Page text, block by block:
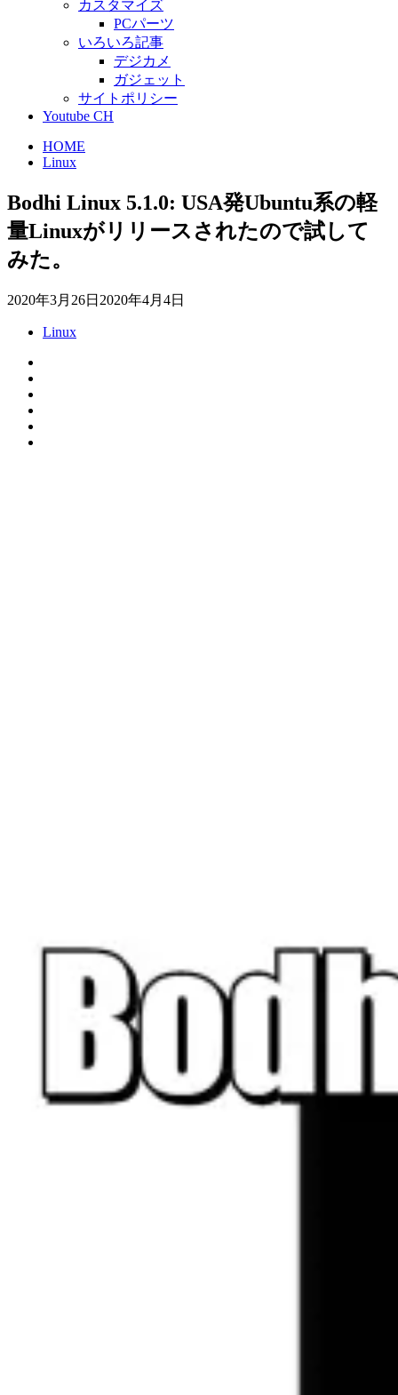
カスタマイズ
PCパーツ
いろいろ記事
デジカメ
ガジェット
サイトポリシー
Youtube CH
HOME
Linux
Bodhi Linux 5.1.0: USA発Ubuntu系の軽
量Linuxがリリースされたので試して
みた。
2020年3月26日 2020年4月4日
Linux